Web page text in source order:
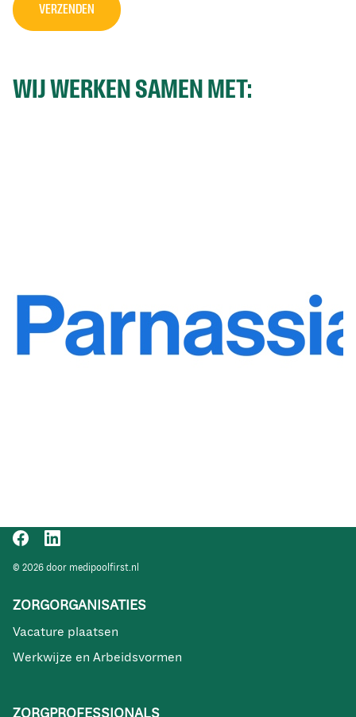
VERZENDEN
WIJ WERKEN SAMEN MET:
© 2026 door medipoolfirst.nl
ZORGORGANISATIES
Vacature plaatsen
Werkwijze en Arbeidsvormen
ZORGPROFESSIONALS